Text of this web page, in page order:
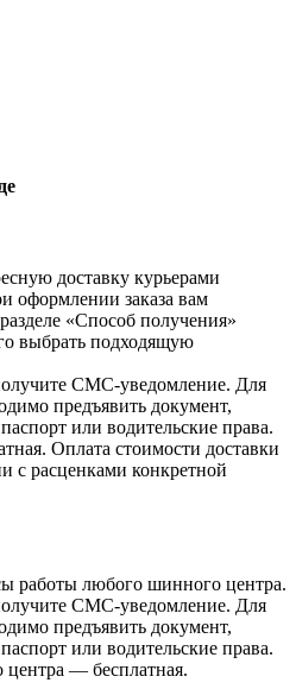
доставку курьерами
оформлении заказа вам
«Способ получения»
выбрать подходящую
СМС-уведомление. Для
предъявить документ,
или водительские права.
Оплата стоимости доставки
с расценками конкретной
работы любого шинного центра.
СМС-уведомление. Для
предъявить документ,
или водительские права.
центра — бесплатная.